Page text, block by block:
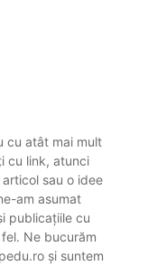
cu atât mai mult
cu link, atunci
sau o idee
am asumat
publicațiile cu
Ne bucurăm
și suntem